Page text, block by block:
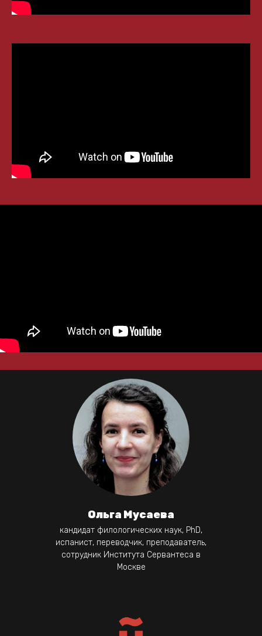
Ольга Мусаева
кандидат филологических наук, PhD,
испанист, переводчик, преподаватель,
сотрудник Института Сервантеса в
Москве